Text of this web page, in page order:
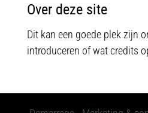
Over deze site
Dit kan een goede plek zijn
introduceren of wat credits